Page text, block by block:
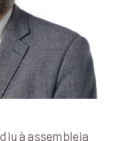
à assembleia